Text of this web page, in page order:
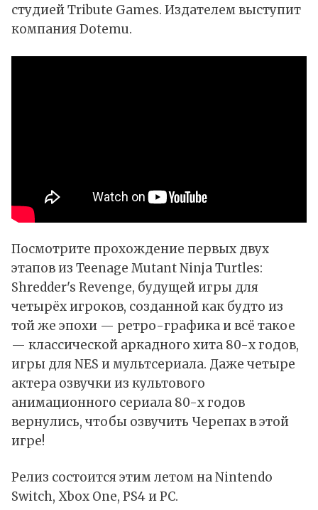
студией Tribute Games. Издателем выступит
компания Dotemu.
Посмотрите прохождение первых двух
этапов из Teenage Mutant Ninja Turtles:
Shredder's Revenge, будущей игры для
четырёх игроков, созданной как будто из
той же эпохи — ретро-графика и всё такое
— классической аркадного хита 80-х годов,
игры для NES и мультсериала. Даже четыре
актера озвучки из культового
анимационного сериала 80-х годов
вернулись, чтобы озвучить Черепах в этой
игре!
Релиз состоится этим летом на Nintendo
Switch, Xbox One, PS4 и PC.